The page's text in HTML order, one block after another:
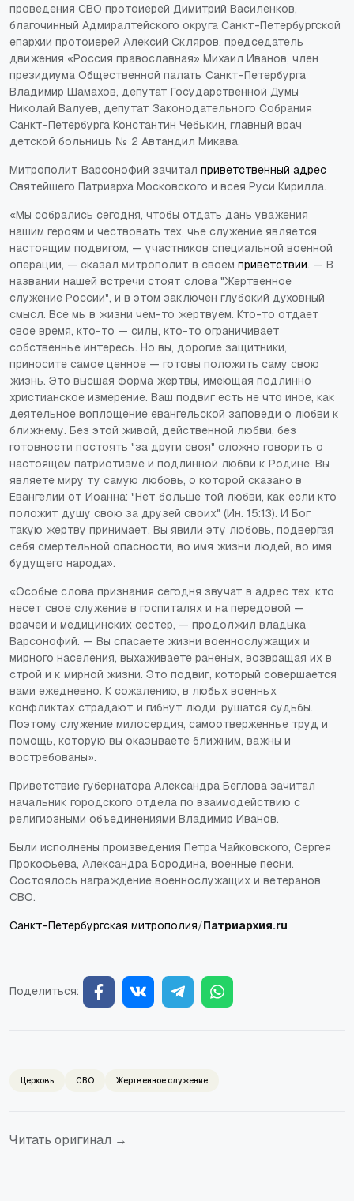
проведения СВО протоиерей Димитрий Василенков,
благочинный Адмиралтейского округа Санкт-Петербургской
епархии протоиерей Алексий Скляров, председатель
движения «Россия православная» Михаил Иванов, член
президиума Общественной палаты Санкт-Петербурга
Владимир Шамахов, депутат Государственной Думы
Николай Валуев, депутат Законодательного Собрания
Санкт-Петербурга Константин Чебыкин, главный врач
детской больницы № 2 Автандил Микава.
Митрополит Варсонофий зачитал приветственный адрес
Святейшего Патриарха Московского и всея Руси Кирилла.
«Мы собрались сегодня, чтобы отдать дань уважения
нашим героям и чествовать тех, чье служение является
настоящим подвигом, — участников специальной военной
операции, — сказал митрополит в своем приветствии. — В
названии нашей встречи стоят слова "Жертвенное
служение России", и в этом заключен глубокий духовный
смысл. Все мы в жизни чем-то жертвуем. Кто-то отдает
свое время, кто-то — силы, кто-то ограничивает
собственные интересы. Но вы, дорогие защитники,
приносите самое ценное — готовы положить саму свою
жизнь. Это высшая форма жертвы, имеющая подлинно
христианское измерение. Ваш подвиг есть не что иное, как
деятельное воплощение евангельской заповеди о любви к
ближнему. Без этой живой, действенной любви, без
готовности постоять "за други своя" сложно говорить о
настоящем патриотизме и подлинной любви к Родине. Вы
являете миру ту самую любовь, о которой сказано в
Евангелии от Иоанна: "Нет больше той любви, как если кто
положит душу свою за друзей своих" (Ин. 15:13). И Бог
такую жертву принимает. Вы явили эту любовь, подвергая
себя смертельной опасности, во имя жизни людей, во имя
будущего народа».
«Особые слова признания сегодня звучат в адрес тех, кто
несет свое служение в госпиталях и на передовой —
врачей и медицинских сестер, — продолжил владыка
Варсонофий. — Вы спасаете жизни военнослужащих и
мирного населения, выхаживаете раненых, возвращая их в
строй и к мирной жизни. Это подвиг, который совершается
вами ежедневно. К сожалению, в любых военных
конфликтах страдают и гибнут люди, рушатся судьбы.
Поэтому служение милосердия, самоотверженные труд и
помощь, которую вы оказываете ближним, важны и
востребованы».
Приветствие губернатора Александра Беглова зачитал
начальник городского отдела по взаимодействию с
религиозными объединениями Владимир Иванов.
Были исполнены произведения Петра Чайковского, Сергея
Прокофьева, Александра Бородина, военные песни.
Состоялось награждение военнослужащих и ветеранов
СВО.
Санкт-Петербургская митрополия/Патриархия.ru
Поделиться:
Церковь СВО Жертвенное служение
Читать оригинал →